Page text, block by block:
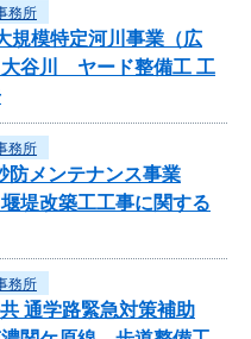
務所
規模特定河川事業（広
大谷川 ヤード整備工 工
務所
防メンテナンス事業
堤改築工工事に関する
務所
通学路緊急対策補助